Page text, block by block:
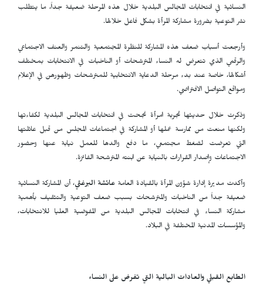
النسائية في انتخابات المجالس البلدية خلال هذه المرحلة ضعيفة جداً، ما يتطلب
نشر التوعية بضرورة مشاركة المرأة بشكل فاعل خلالها.
وأرجعت أسباب ضعف هذه المشاركة للنظرة المجتمعية والتنمر والعنف الاجتماعي
والرقمي الذي تتعرض له النساء المترشحات أو الناخبات في الانتخابات بمختلف
أشكالها، خاصة عند بدء مرحلة الدعاية الانتخابية للمترشحات وظهورهن في الإعلام
ومواقع التواصل الافتراضي.
وذكرت خلال حديثها تجربة امرأة نجحت في انتخابات المجالس البلدية لكفاءتها
ولكنها منعت من ممارسة عملها أو المشاركة في اجتماعات المجلس من قبل عائلتها
التي تعرضت لضغط مجتمعي، ما دفع والدها للعمل نيابة عنها وحضور
الاجتماعات وإصدار القرارات بالنيابة عن ابنته المترشحة الفائزة.
وأكدت مديرة إدارة شؤون المرأة بالقيادة العامة عائشة البرغثي، أن المشاركة النسائية
ضعيفة جداً من الناخبات والمترشحات بسبب ضعف التوعية والتثقيف بأهمية
مشاركة النساء في انتخابات المجالس البلدية من المفوضية العليا للانتخابات،
والمؤسسات المدنية المختلفة في البلاد.
الطابع القبلي والعادات البالية التي تفرض على النساء